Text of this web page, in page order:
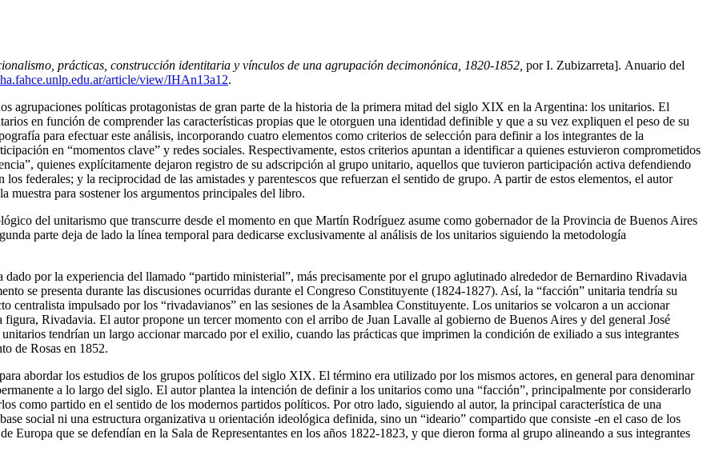
prácticas, construcción identitaria y vínculos de una agrupación decimonónica, 1820-1852 por I. Zubizarreta]. Anuario del
article/view/IHAn13a12.
agrupaciones políticas protagonistas de gran parte de la historia de la primera mitad del siglo XIX en la Argentina: los unitarios. El
en función de comprender las características propias que le otorguen una identidad definible y que a su vez expliquen el peso de su
para efectuar este análisis, incorporando cuatro elementos como criterios de selección para definir a los integrantes de la
en “momentos clave” y redes sociales. Respectivamente, estos criterios apuntan a identificar a quienes estuvieron comprometidos
quienes explícitamente dejaron registro de su adscripción al grupo unitario, aquellos que tuvieron participación activa defendiendo
federales; y la reciprocidad de las amistades y parentescos que refuerzan el sentido de grupo. A partir de estos elementos, el autor
para sostener los argumentos principales del libro.
del unitarismo que transcurre desde el momento en que Martín Rodríguez asume como gobernador de la Provincia de Buenos Aires
parte deja de lado la línea temporal para dedicarse exclusivamente al análisis de los unitarios siguiendo la metodología
por la experiencia del llamado “partido ministerial”, más precisamente por el grupo aglutinado alrededor de Bernardino Rivadavia
se presenta durante las discusiones ocurridas durante el Congreso Constituyente (1824-1827). Así, la “facción” unitaria tendría su
centralista impulsado por los “rivadavianos” en las sesiones de la Asamblea Constituyente. Los unitarios se volcaron a un accionar
figura, Rivadavia. El autor propone un tercer momento con el arribo de Juan Lavalle al gobierno de Buenos Aires y del general José
tendrían un largo accionar marcado por el exilio, cuando las prácticas que imprimen la condición de exiliado a sus integrantes
de Rosas en 1852.
abordar los estudios de los grupos políticos del siglo XIX. El término era utilizado por los mismos actores, en general para denominar
a lo largo del siglo. El autor plantea la intención de definir a los unitarios como una “facción”, principalmente por considerarlo
como partido en el sentido de los modernos partidos políticos. Por otro lado, siguiendo al autor, la principal característica de una
social ni una estructura organizativa u orientación ideológica definida, sino un “ideario” compartido que consiste -en el caso de los
Europa que se defendían en la Sala de Representantes en los años 1822-1823, y que dieron forma al grupo alineando a sus integrantes